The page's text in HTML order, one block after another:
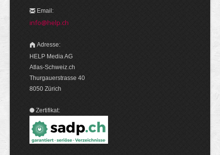
Email:
info@help.ch
Adresse:
HELP Media AG
Atlas-Schweiz.ch
Thurgauerstrasse 40
8050 Zürich
Zertifikat: